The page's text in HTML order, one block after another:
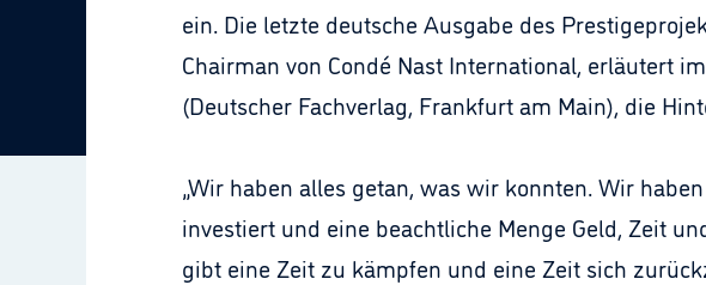
ein. Die letzte deutsche Ausgabe des
Chairman von Condé Nast International, erläutert
(Deutscher Fachverlag, Frankfurt am Main), die
„Wir haben alles getan, was wir konnten. Wir
investiert und eine beachtliche Menge Geld, Zeit
gibt eine Zeit zu kämpfen und eine Zeit sich